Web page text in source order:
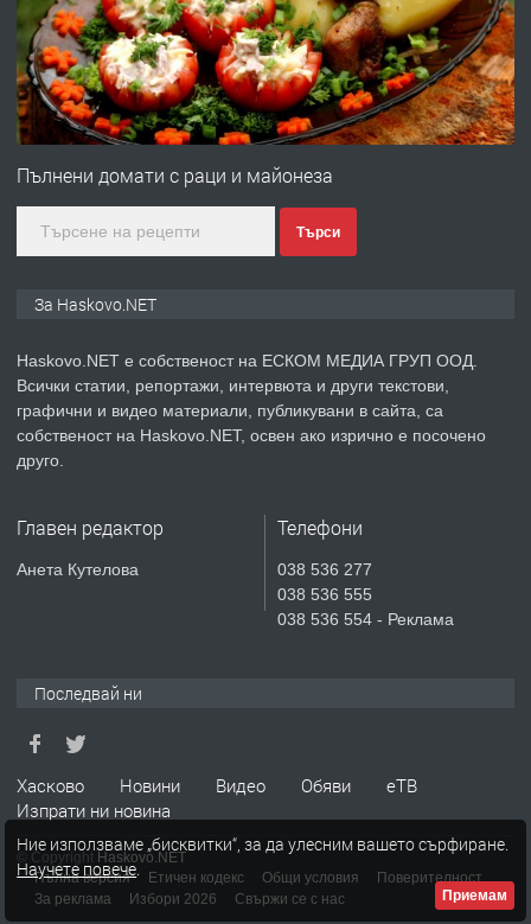
преди 4 дни
ПРЕДЛАГА
№4120 Магазин/Офис под наем в кв.
градската градина!
преди 5 дни
ПРЕДЛАГА
Продавам парцел в гр. Хасково кв.
СГЛОБЯВАНЕ НА МЕБЕЛИ.
апартамент под наем в кв.
Училищни, гр. Хасково.
преди 5 дни
Пълнени домати с раци и майонеза
Търси
За Haskovo.NET
Haskovo.NET е собственост на ЕСКОМ МЕДИА ГРУП ООД.
Всички статии, репортажи, интервюта и други текстови,
графични и видео материали, публикувани в сайта, са
собственост на Haskovo.NET, освен ако изрично е посочено
друго.
Главен редактор
Анета Кутелова
Телефони
038 536 277
038 536 555
038 536 554 - Реклама
Последвай ни
Хасково Новини Видео Обяви
еТВ
Изпрати ни новина
© Copyright Haskovo.NET
Пълна версия
Етичен кодекс Общи условия
Поверителност
За реклама
Избори 2026 Свържи се с нас
Ние използваме „бисквитки“, за да улесним вашето сърфиране.
Научете повече.
Приемам